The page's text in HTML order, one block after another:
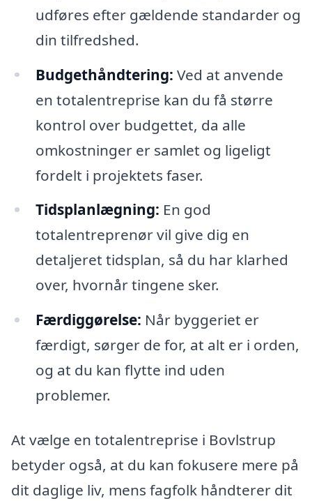
udføres efter gældende standarder og
din tilfredshed.
Budgethåndtering: Ved at anvende
en totalentreprise kan du få større
kontrol over budgettet, da alle
omkostninger er samlet og ligeligt
fordelt i projektets faser.
Tidsplanlægning: En god
totalentreprenør vil give dig en
detaljeret tidsplan, så du har klarhed
over, hvornår tingene sker.
Færdiggørelse: Når byggeriet er
færdigt, sørger de for, at alt er i orden,
og at du kan flytte ind uden
problemer.
At vælge en totalentreprise i Bovlstrup
betyder også, at du kan fokusere mere på
dit daglige liv, mens fagfolk håndterer dit